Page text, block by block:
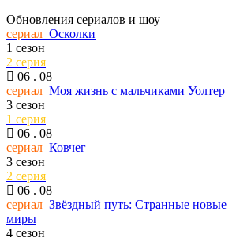
Обновления сериалов и шоу
сериал Осколки
1 сезон
2 серия
06 . 08
сериал Моя жизнь с мальчиками Уолтер
3 сезон
1 серия
06 . 08
сериал Ковчег
3 сезон
2 серия
06 . 08
сериал Звёздный путь: Странные новые
миры
4 сезон